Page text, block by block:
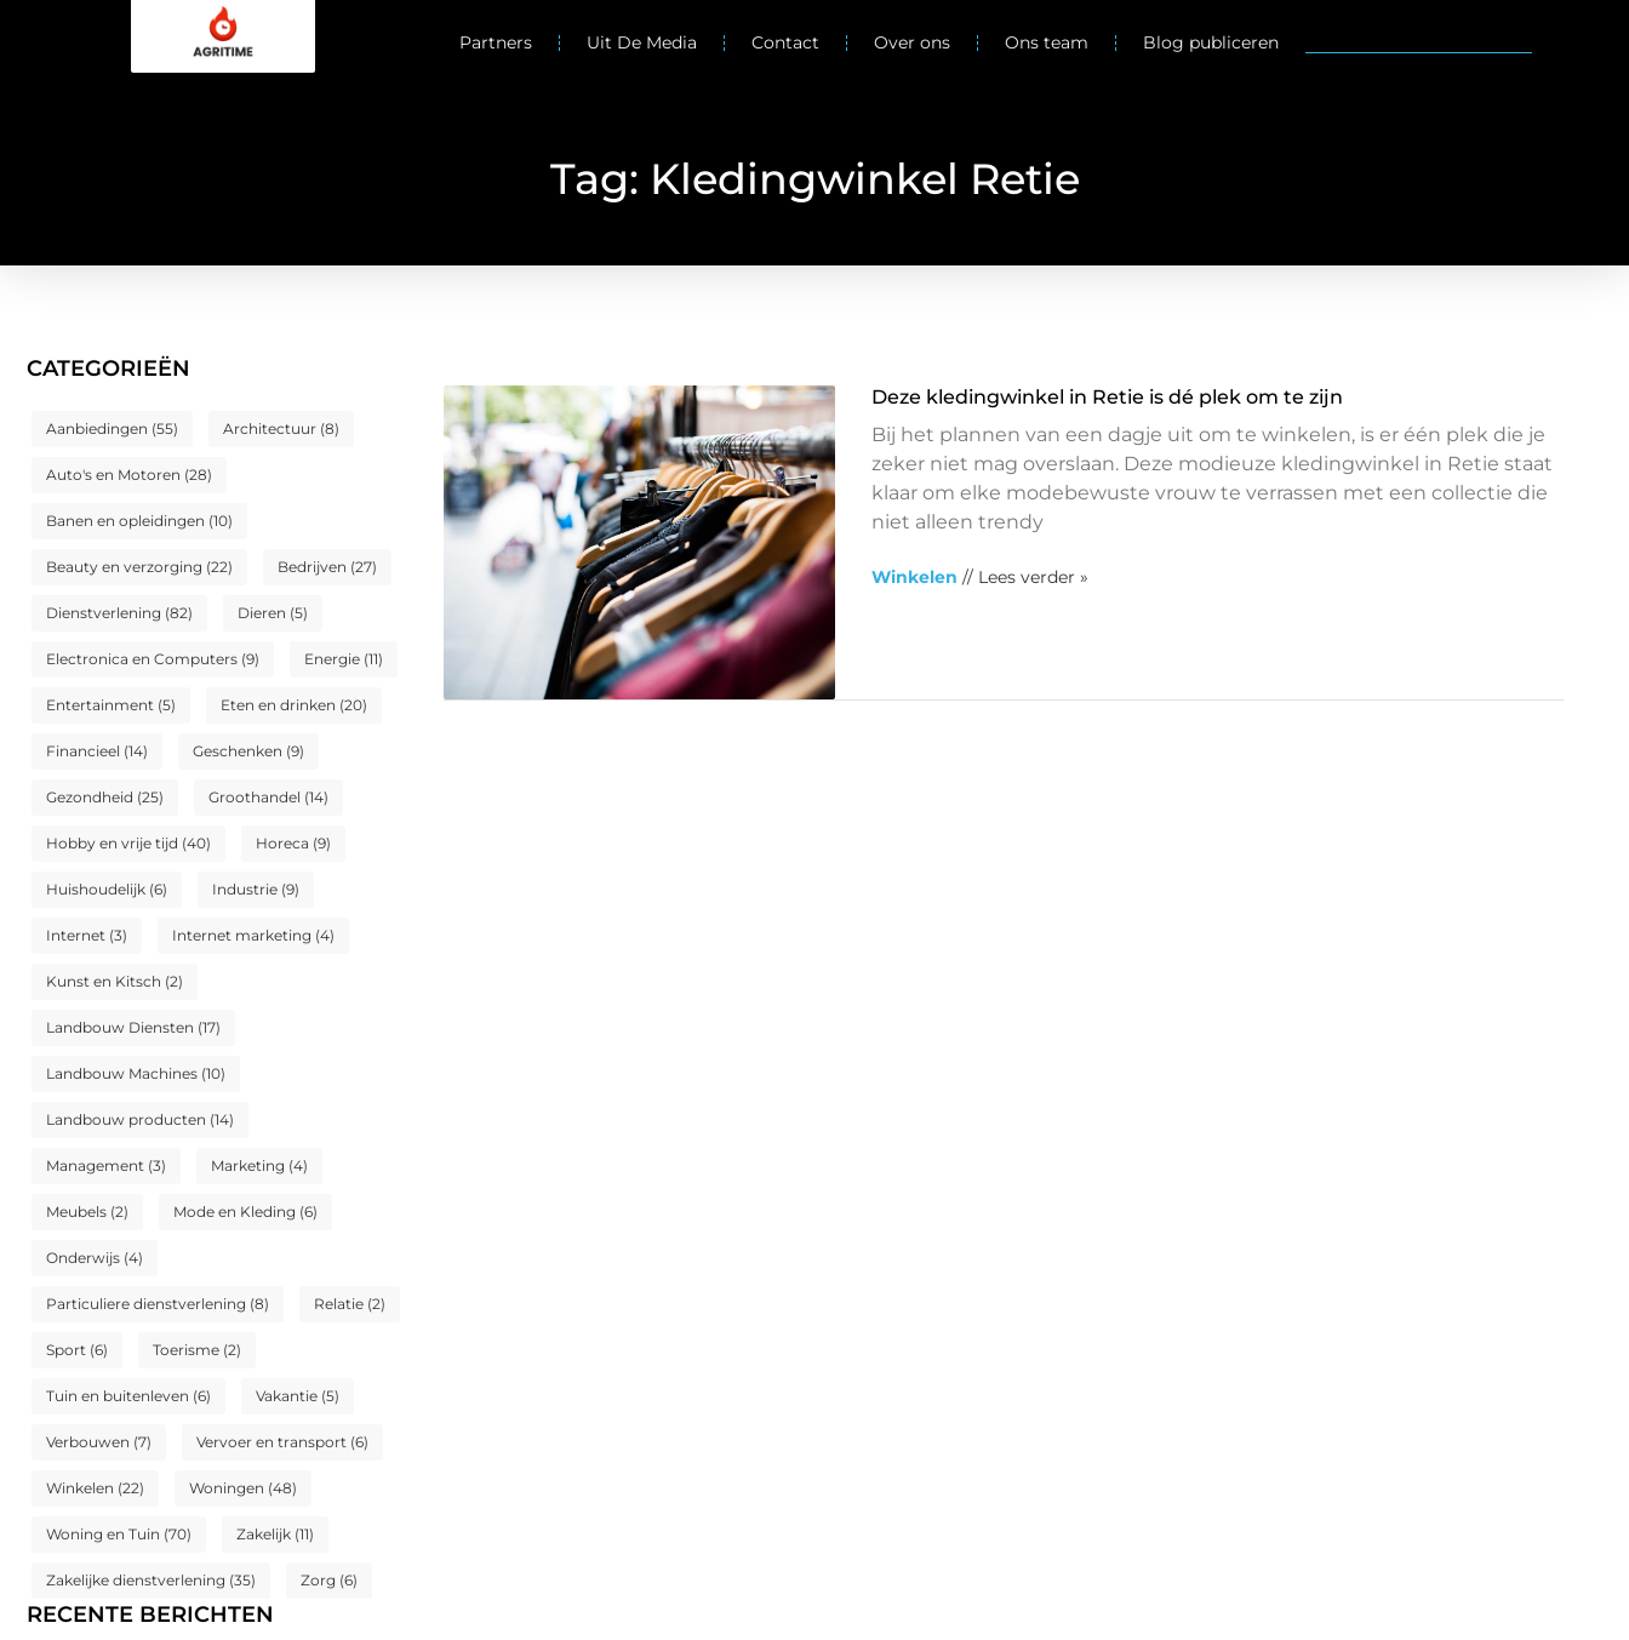
Partners Uit De Media Contact Over ons Ons team Blog publiceren
Tag: Kledingwinkel Retie
CATEGORIEËN
Aanbiedingen (55) Architectuur (8)
Auto's en Motoren (28)
Banen en opleidingen (10)
Beauty en verzorging (22) Bedrijven (27)
Dienstverlening (82) Dieren (5)
Electronica en Computers (9) Energie (11)
Entertainment (5) Eten en drinken (20)
Financieel (14) Geschenken (9)
Gezondheid (25) Groothandel (14)
Hobby en vrije tijd (40) Horeca (9)
Huishoudelijk (6) Industrie (9)
Internet (3) Internet marketing (4)
Kunst en Kitsch (2)
Landbouw Diensten (17)
Landbouw Machines (10)
Landbouw producten (14)
Management (3) Marketing (4)
Meubels (2) Mode en Kleding (6)
Onderwijs (4)
Particuliere dienstverlening (8) Relatie (2)
Sport (6) Toerisme (2)
Tuin en buitenleven (6) Vakantie (5)
Verbouwen (7) Vervoer en transport (6)
Winkelen (22) Woningen (48)
Woning en Tuin (70) Zakelijk (11)
Zakelijke dienstverlening (35) Zorg (6)
RECENTE BERICHTEN
Deze kledingwinkel in Retie is dé plek om te zijn
Bij het plannen van een dagje uit om te winkelen, is er één plek die je
zeker niet mag overslaan. Deze modieuze kledingwinkel in Retie staat
klaar om elke modebewuste vrouw te verrassen met een collectie die
niet alleen trendy
Winkelen // Lees verder »